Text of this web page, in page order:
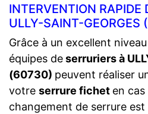
INTERVENTION RAPIDE
ULLY-SAINT-GEORGES
Grâce à un excellent
équipes deserruriers à
(60730) peuvent réaliser
votre serrure fichet en
changement de serrure